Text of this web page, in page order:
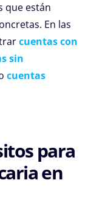
que están
En las
cuentas con
sin
cuentas
para
en